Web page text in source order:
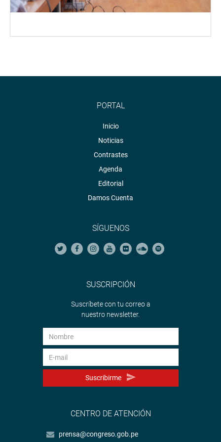
PORTAL
Inicio
Noticias
Contrastes
Agenda
Editorial
Damos Cuenta
SÍGUENOS
SUSCRIPCIÓN
Suscríbete con tu correo a
nuestro newsletter.
Suscribirme
CENTRO DE ATENCIÓN
prensa@congreso.gob.pe